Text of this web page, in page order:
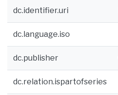
dc.identifier.uri
dc.language.iso
dc.publisher
dc.relation.ispartofseries